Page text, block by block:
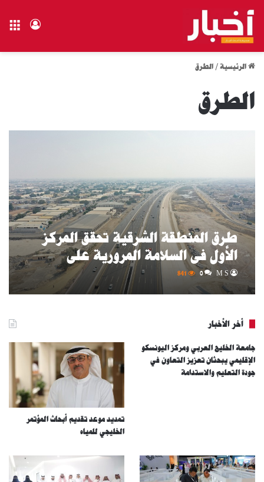
تسجيل
الرئيسية / الطرق
الطرق
طرق المنطقة الشرقية تحقق المركز
الأول في السلامة المرورية على
مستوى المملكة – فيديو
M S
0
841
أخر الأخبار
جامعة الخليج العربي ومركز اليونسكو
الإقليمي يبحثان تعزيز التعاون في
جودة التعليم والاستدامة
تمديد موعد تقديم أبحاث المؤتمر
الخليجي للمياه